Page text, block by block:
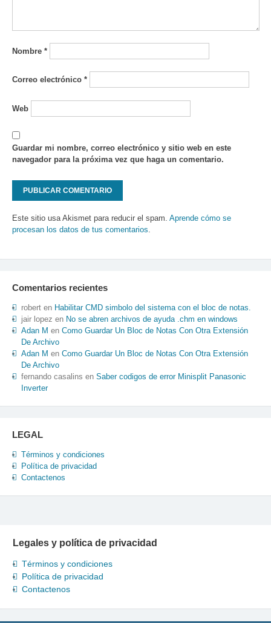
Nombre *
Correo electrónico *
Web
Guardar mi nombre, correo electrónico y sitio web en este
navegador para la próxima vez que haga un comentario.
Este sitio usa Akismet para reducir el spam. Aprende cómo se
procesan los datos de tus comentarios.
Comentarios recientes
roberten Habilitar CMD simbolo del sistema con el bloc de notas.
jair lopez en No se abren archivos de ayuda .chm en windows
Adan M en Como Guardar Un Bloc de Notas Con Otra Extensión
De Archivo
Adan M en Como Guardar Un Bloc de Notas Con Otra Extensión
De Archivo
fernando casalins en Saber codigos de error Minisplit Panasonic
Inverter
LEGAL
Términos y condiciones
Política de privacidad
Contactenos
Legales y política de privacidad
Términos y condiciones
Política de privacidad
Contactenos